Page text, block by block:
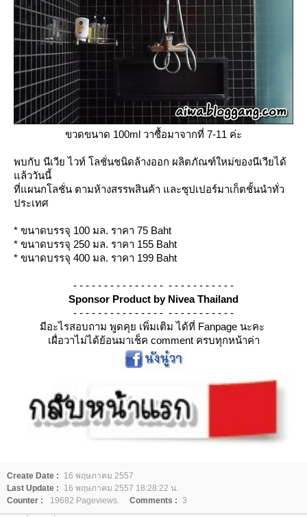
ขวดขนาด 100ml วาซื้อมาจากที่ 7-11 ค่ะ
พบกับ นีเวีย ไวท์ โลชั่นชนิดล้างออก ผลิตภัณฑ์ใหม่ของนีเวียได้
ล้ววันนี้
ที่แผนกโลชั่น ตามห้างสรรพสินค้า และซุปเปอร์มาเก็ตชั้นนำทั่ว
ประเทศ
* ขนาดบรรจุ 100 มล. ราคา 75 Baht
* ขนาดบรรจุ 250 มล. ราคา 155 Baht
* ขนาดบรรจุ 400 มล. ราคา 199 Baht
- - - - - - - - - - - - - - - - - - - - - - - - - -
Sponsor Product by Nivea Thailand
- - - - - - - - - - - - - - - - - - - - - - - - - -
มีอะไรสอบถาม พูดคุย เพิ่มเติม ได้ที่ Fanpage นะคะ
เผื่อวาไม่ได้ย้อนมาเช็ค comment ครบทุกหน้าค่า
Create Date :
16 พฤษภาคม 2557
Last Update :
16 พฤษภาคม 2557 18:28:22 น.
Counter :
19682 Pageviews. Comments : 3